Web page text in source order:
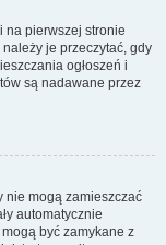
na pierwszej stronie
je przeczytać, gdy
ogłoszeń i
są nadawane przez
nie mogą zamieszczać
automatycznie
być zamykane z